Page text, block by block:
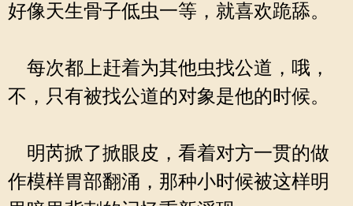
好像天生骨子低虫一等，就喜欢跪舔。
每次都上赶着为其他虫找公道，哦，
不，只有被找公道的对象是他的时候。
明芮掀了掀眼皮，看着对方一贯的做
作模样胃部翻涌，那种小时候被这样明